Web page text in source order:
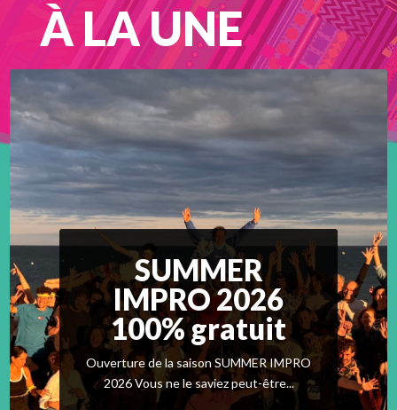
À LA UNE
SUMMER
IMPRO 2026
100% gratuit
Ouverture de la saison SUMMER IMPRO
2026 Vous ne le saviez peut-être...